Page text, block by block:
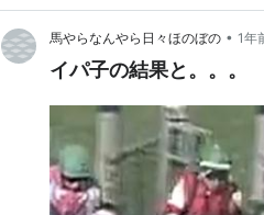
馬やらなんやら日々ほのぼの • 1年
イパ子の結果と。。。